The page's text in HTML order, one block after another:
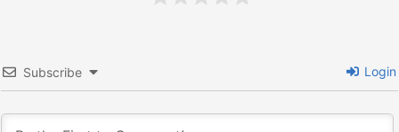
Subscribe Login